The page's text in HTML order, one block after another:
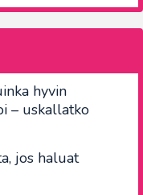
hyvin
– uskallatko
jos haluat